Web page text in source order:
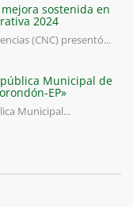
sostenida en
2024
(CNC) presentó...
Municipal de
EP»
Municipal...